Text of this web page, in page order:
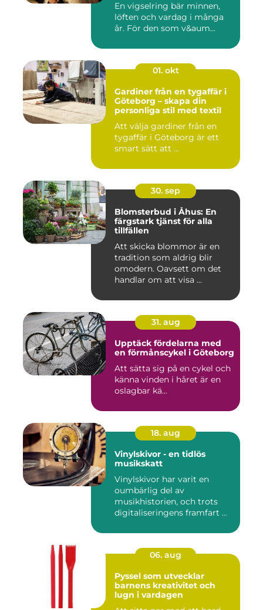
En vigselring bär minnen,
löften och vardag i många
år. För den som v&aum...
01. okt
Gardiner från en tygaffär i
Göteborg – skapa din
personliga stil med textil
Att välja gardiner från en
tygaffär i Göteborg är ett
smart sätt att ...
30. sep
Blomsterbud i Åhus: En
färgstark tjänst för alla
tillfällen
Att skicka blommor är en
tradition som aldrig blir
omodern. Oavsett om det
handlar om att visa ...
31. aug
Upptäck fördelarna med
en förmånscykel i Göteborg
Att sätta sig på en cykel och
känna vinden i håret är en
oslagbar kä...
18. aug
Vinylskivor - en tidlös
musikskatt
Vinylskivor har varit en
oumbärlig del av
musikhistorien, och trots
digitaliseringens framfart ...
06. aug
Pyssel som utvecklar
barnens kreativitet och
lugn i vardagen